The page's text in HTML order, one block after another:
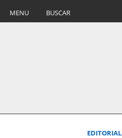
MENU BUSCAR
EDITORIAL